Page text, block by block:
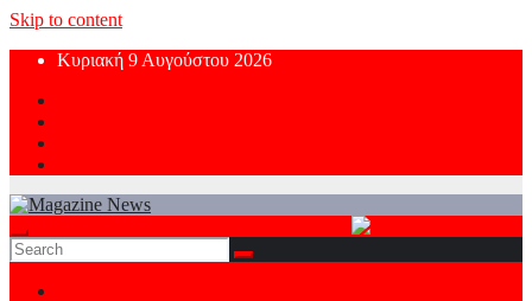
Skip to content
Κυριακή 9 Αυγούστου 2026